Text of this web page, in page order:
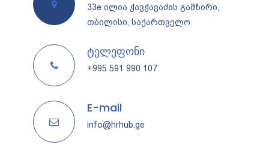
33e ილია ჭავჭავაძის გამზირი,
თბილისი, საქართველო
ტელეფონი
+995 591 990 107
E-mail
info@hrhub.ge